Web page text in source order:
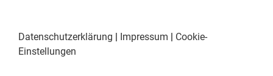
Datenschutzerklärung | Impressum | Cookie-
Einstellungen